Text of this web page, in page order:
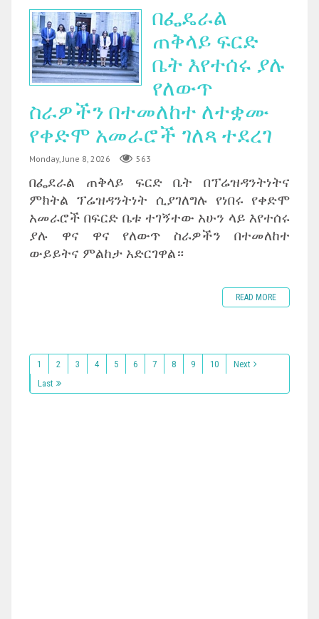
በፌዴራል
ጠቅላይ ፍርድ
ቤት እየተሰሩ ያሉ
የለውጥ
ስራዎችን በተመለከተ ለተቋሙ
የቀድሞ አመራሮች ገለጻ ተደረገ
Monday, June 8, 2026 563
በፌደራል ጠቅላይ ፍርድ ቤት በፕሬዝዳንትነትና
ምክትል ፕሬዝዳንትነት ሲያገለግሉ የነበሩ የቀድሞ
አመራሮች በፍርድ ቤቱ ተገኝተው አሁን ላይ እየተሰሩ
ያሉ ዋና ዋና የለውጥ ስራዎችን በተመለከተ
ውይይትና ምልከታ አድርገዋል።
READ MORE
1 2 3 4 5 6 7 8 9 10
Next
Last